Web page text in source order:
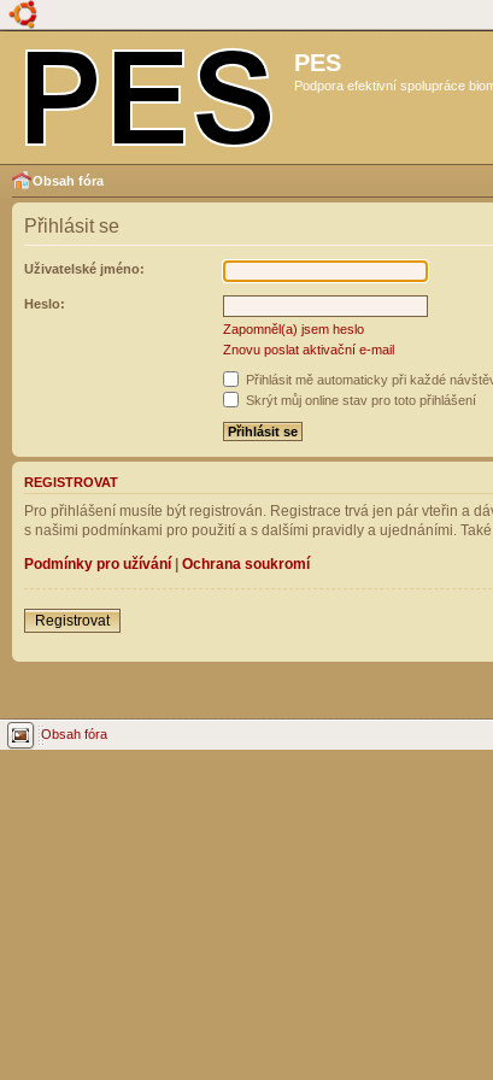
PES
Podpora efektivní spolupráce
Obsah fóra
Přihlásit se
Uživatelské jméno:
Heslo:
Zapomněl(a) jsem heslo
Znovu poslat aktivační e-mail
Přihlásit mě automaticky při každé
Skrýt můj online stav pro toto přihlášení
REGISTROVAT
Pro přihlášení musíte být registrován. Registrace trvá jen pár vteřin a
s našimi podmínkami pro použití a s dalšími pravidly a ujednáními.
Podmínky pro užívání | Ochrana soukromí
Registrovat
Obsah fóra